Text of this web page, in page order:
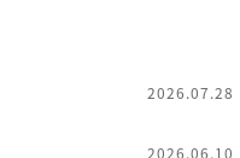
2026.07.28
2026.06.10